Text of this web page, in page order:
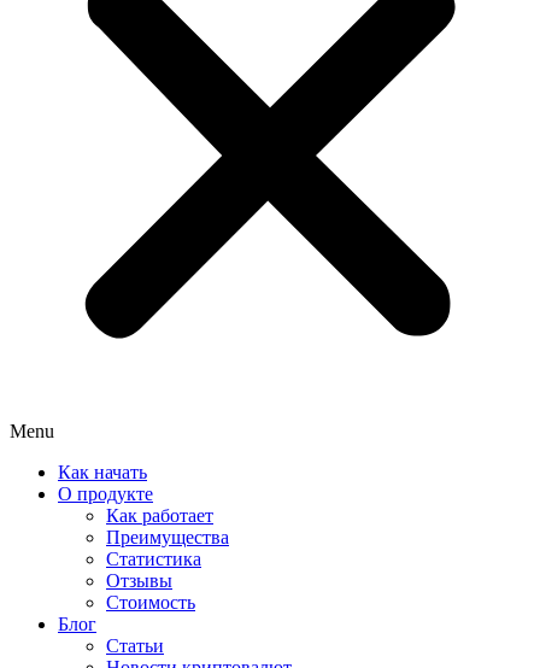
Menu
Как начать
О продукте
Как работает
Преимущества
Статистика
Отзывы
Стоимость
Блог
Статьи